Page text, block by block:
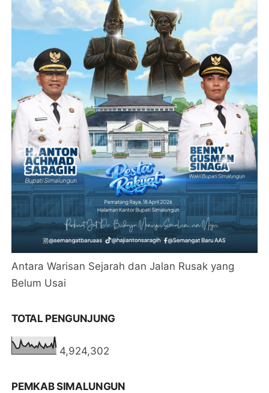
Antara Warisan Sejarah dan Jalan Rusak yang
Belum Usai
TOTAL PENGUNJUNG
4,924,302
PEMKAB SIMALUNGUN